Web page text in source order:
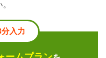
入力